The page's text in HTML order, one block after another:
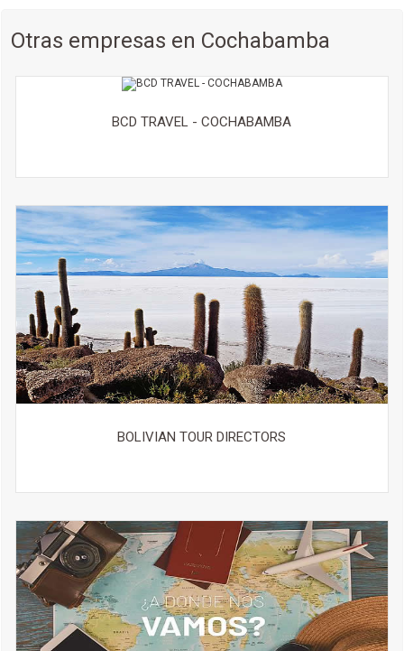
Otras empresas en Cochabamba
BCD TRAVEL - COCHABAMBA
BOLIVIAN TOUR DIRECTORS